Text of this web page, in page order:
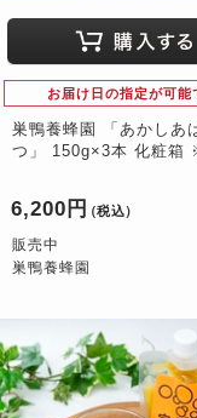
お届け日の指定が可能
巣鴨養蜂園 「あかしあ
つ」 150g×3本 化粧箱
6,200円 （税込）
販売中
巣鴨養蜂園